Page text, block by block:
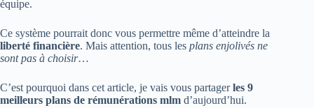
équipe.
Ce système pourrait donc vous permettre même d’atteindre la
liberté financière. Mais attention, tous les plans enjolivés ne
sont pas à choisir…
C’est pourquoi dans cet article, je vais vous partagerles 9
meilleurs plans de rémunérations mlm d’aujourd’hui.